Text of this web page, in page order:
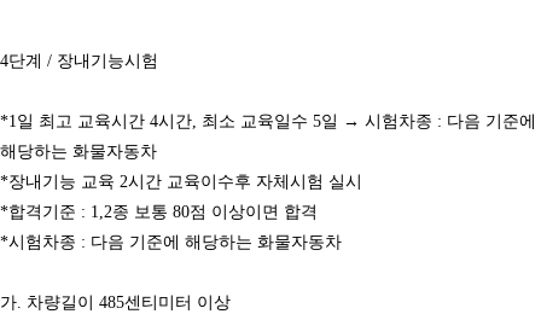
4단계 / 장내기능시험
*1일 최고 교육시간 4시간, 최소 교육일수 5일 → 시험차종 : 다음 기준에
해당하는 화물자동차
*장내기능 교육 2시간 교육이수후 자체시험 실시
*합격기준 : 1,2종 보통 80점 이상이면 합격
*시험차종 : 다음 기준에 해당하는 화물자동차
가. 차량길이 485센티미터 이상